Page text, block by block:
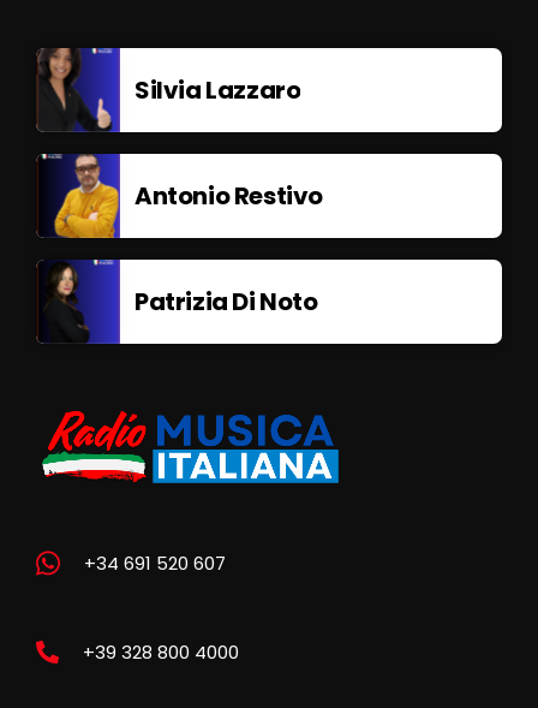
Silvia Lazzaro
Antonio Restivo
Patrizia Di Noto
+34 691 520 607
+39 328 800 4000